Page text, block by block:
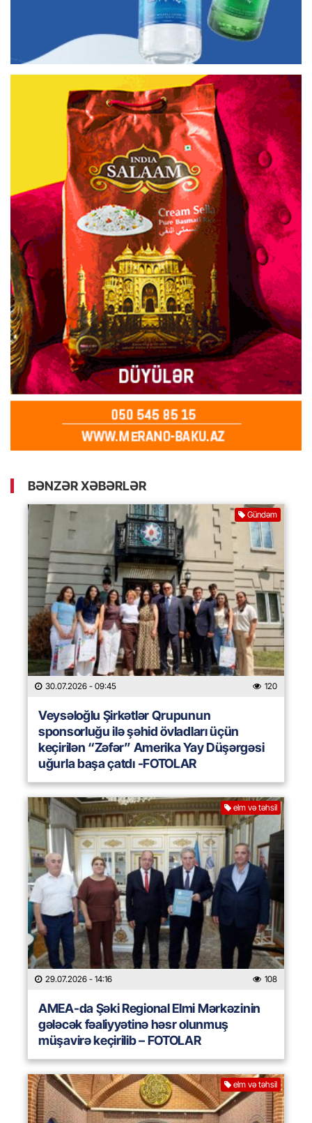
BƏNZƏR XƏBƏRLƏR
Gündəm
30.07.2026 - 09:45 120
Veysəloğlu Şirkətlər Qrupunun
sponsorluğu ilə şəhid övladları üçün
keçirilən “Zəfər” Amerika Yay Düşərgəsi
uğurla başa çatdı -FOTOLAR
elm və təhsil
29.07.2026 - 14:16 108
AMEA-da Şəki Regional Elmi Mərkəzinin
gələcək fəaliyyətinə həsr olunmuş
müşavirə keçirilib – FOTOLAR
elm və təhsil